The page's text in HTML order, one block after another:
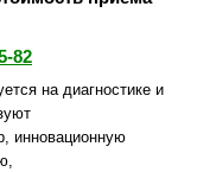
82
на диагностике и
инновационную